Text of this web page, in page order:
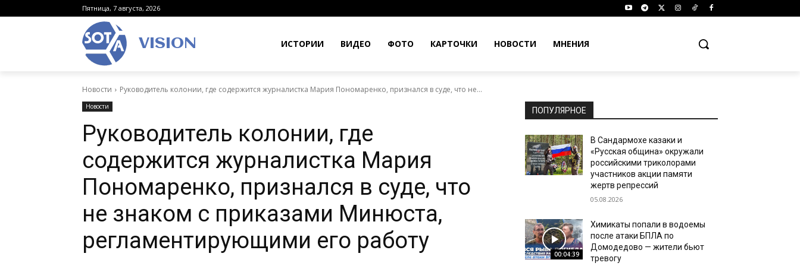
Пятница, 7 августа, 2026
VISION ИСТОРИИ ВИДЕО ФОТО КАРТОЧКИ НОВОСТИ МНЕНИЯ
Новости Руководитель колонии, где содержится журналистка Мария Пономаренко, признался в суде, что не...
Новости
Руководитель колонии, где
содержится журналистка Мария
Пономаренко, признался в суде, что
не знаком с приказами Минюста,
регламентирующими его работу
ПОПУЛЯРНОЕ
В Сандармохе казаки и
«Русская община» окружали
российскими триколорами
участников акции памяти
жертв репрессий
05.08.2026
00:04:39
Химикаты попали в водоемы
после атаки БПЛА по
Домодедово — жители бьют
тревогу